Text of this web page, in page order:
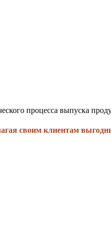
процесса выпуска
своим клиентам